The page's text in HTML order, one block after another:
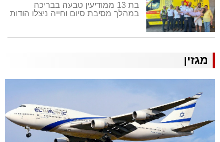
בת 13 ממודיעין טבעה בבריכה
במהלך מסיבת סיום וחייה ניצלו הודות
מגזין